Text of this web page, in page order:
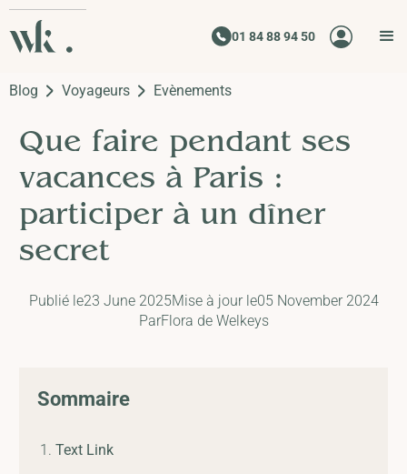
01 84 88 94 50
Blog Voyageurs Evènements
Que faire pendant ses
vacances à Paris :
participer à un dîner
secret
Publié le23 June 2025Mise à jour le05 November 2024
ParFlora de Welkeys
Sommaire
Text Link